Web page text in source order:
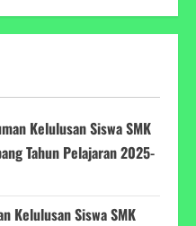
Kelulusan Siswa SMK
Tahun Pelajaran 2025-
Kelulusan Siswa SMK